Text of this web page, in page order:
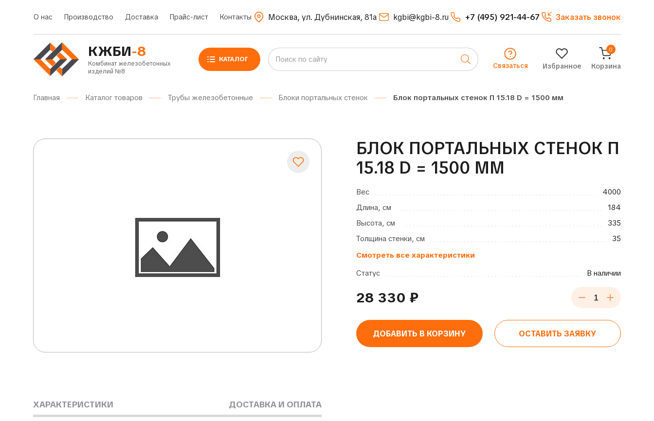
О нас Производство Доставка Прайс-лист Контакты Москва, ул. Дубнинская, 81а kgbi@kgbi-8.ru +7 (495) 921-44-67 Заказать звонок
КЖБИ-8
Комбинат железобетонных
изделий №8
КАТАЛОГ
Связаться Избранное
0
Корзина
Главная Каталог товаров Трубы железобетонные Блоки портальных стенок Блок портальных стенок П 15.18 D = 1500 мм
БЛОК ПОРТАЛЬНЫХ СТЕНОК П
15.18 D = 1500 ММ
Вес
4000
Длина, см
184
Высота, см
335
Толщина стенки, см
35
Смотреть все характеристики
Статус
В наличии
28 330 ₽
ДОБАВИТЬ В КОРЗИНУ ОСТАВИТЬ ЗАЯВКУ
ХАРАКТЕРИСТИКИ ДОСТАВКА И ОПЛАТА